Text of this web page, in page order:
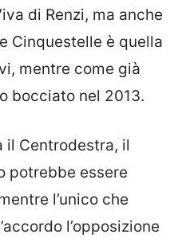
di Renzi, ma anche
Cinquestelle è quella
mentre come già
bocciato nel 2013.
il Centrodestra, il
potrebbe essere
l’unico che
l’opposizione